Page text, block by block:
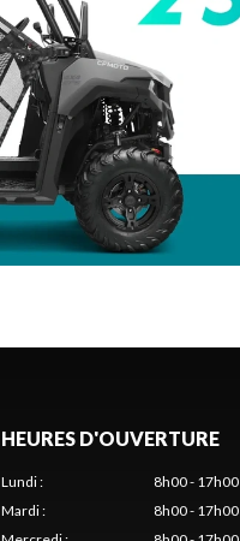
HEURES D'OUVERTURE
Lundi:
8h00 - 17h00
Mardi:
8h00 - 17h00